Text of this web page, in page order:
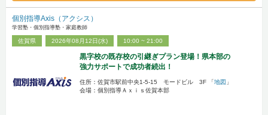
個別指導Axis（アクシス）
学習塾・個別指導塾・家庭教師
佐賀県 2026年08月12日(水) 10:00 ~ 21:00
黒字校の既存校の引継ぎプラン登場！県本部の
強力サポートで成功者続出！
住所：佐賀市駅前中央1-5-15 モードビル 3F 「地図 」
会場：個別指導Ａｘｉｓ佐賀本部